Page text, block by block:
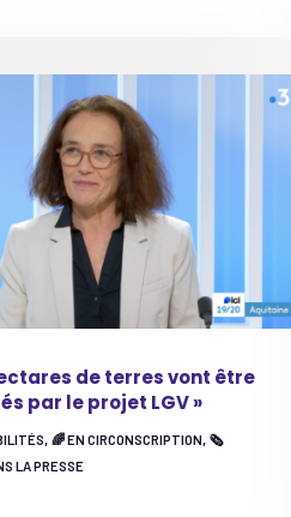
de terres vont être
par le projet LGV »
,🌈 EN CIRCONSCRIPTION,🗞️
LA PRESSE